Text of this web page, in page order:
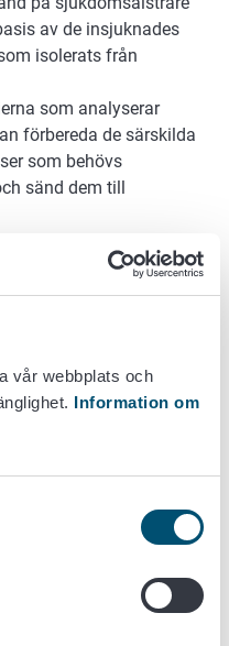
vår webbplats och
Information om
av de insjuknades
isolerats från
som analyserar
förbereda de särskilda
som behövs
sänd dem till
exempelvis elektroniskt
per telefon
att intervjua kan
dela ut
av
och/eller gör en
och ytor i samband